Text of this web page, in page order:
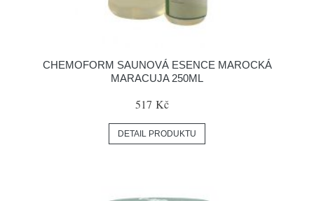
CHEMOFORM SAUNOVÁ ESENCE MAROCKÁ
MARACUJA 250ML
517 Kč
DETAIL PRODUKTU